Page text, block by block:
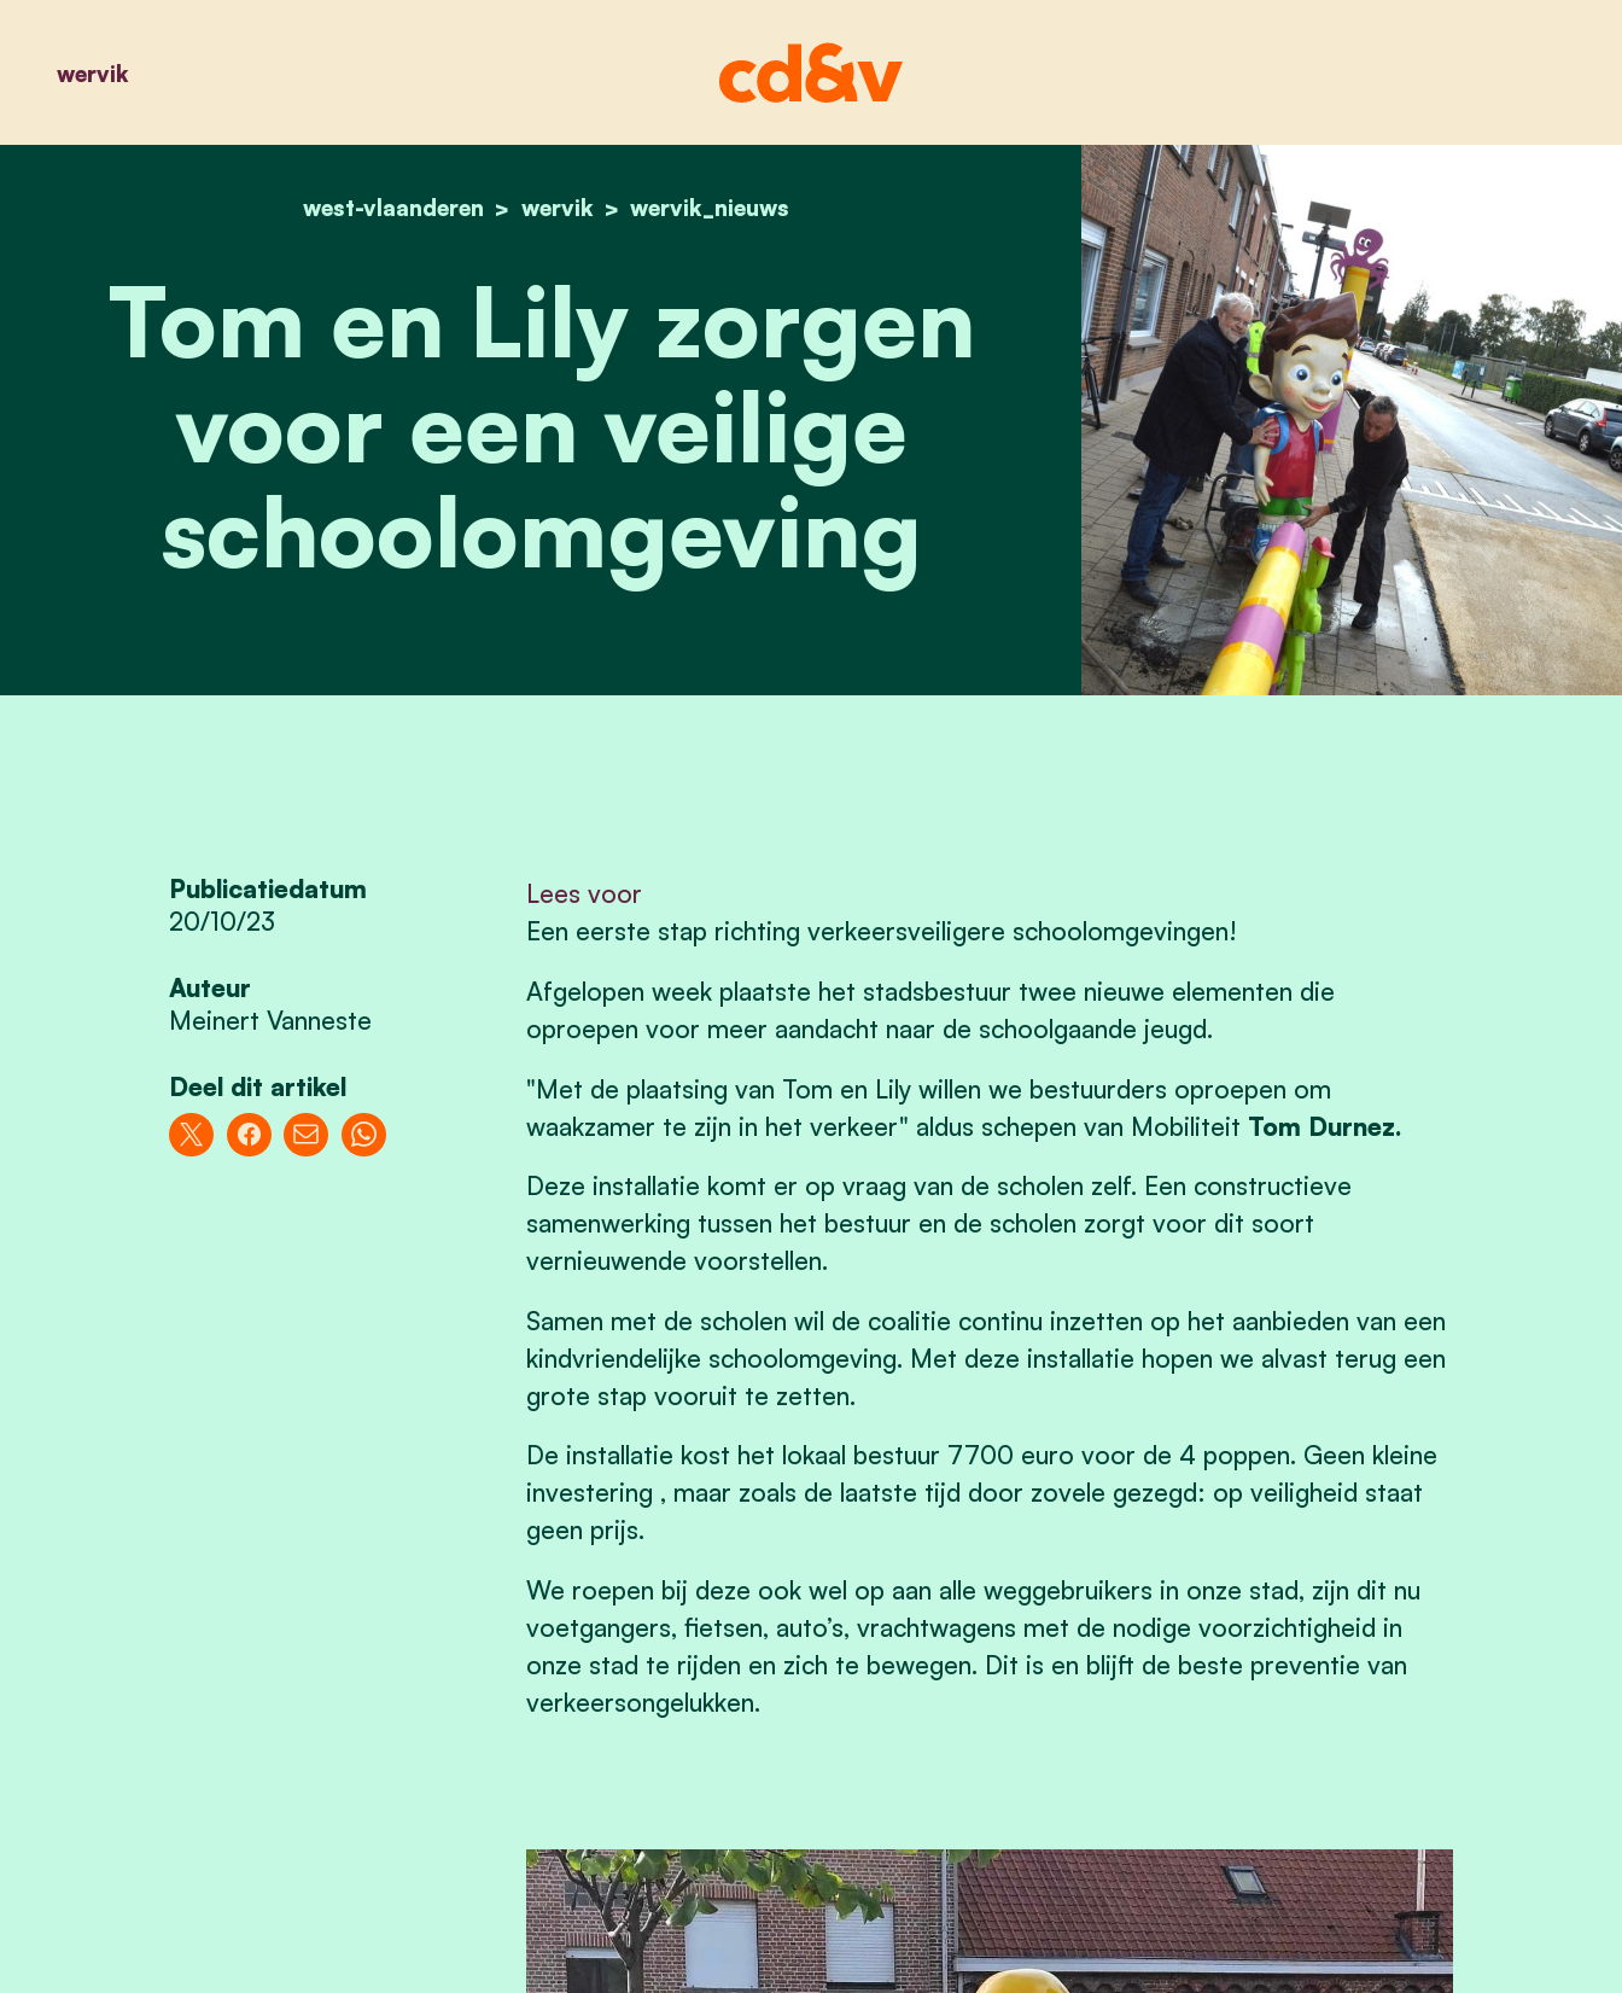
wervik
home
west-vlaanderen wervik wervik_nieuws
tom en lily zorgen voor een veilige schoolomgeving
Tom en Lily zorgen
voor een veilige
schoolomgeving
Publicatiedatum
20/10/23
Auteur
Meinert Vanneste
Deel dit artikel
Lees voor
Een eerste stap richting verkeersveiligere schoolomgevingen!
Afgelopen week plaatste het stadsbestuur twee nieuwe elementen die
oproepen voor meer aandacht naar de schoolgaande jeugd.
"Met de plaatsing van Tom en Lily willen we bestuurders oproepen om
waakzamer te zijn in het verkeer" aldus schepen van Mobiliteit Tom Durnez.
Deze installatie komt er op vraag van de scholen zelf. Een constructieve
samenwerking tussen het bestuur en de scholen zorgt voor dit soort
vernieuwende voorstellen.
Samen met de scholen wil de coalitie continu inzetten op het aanbieden van een
kindvriendelijke schoolomgeving. Met deze installatie hopen we alvast terug een
grote stap vooruit te zetten.
De installatie kost het lokaal bestuur 7700 euro voor de 4 poppen. Geen kleine
investering , maar zoals de laatste tijd door zovele gezegd: op veiligheid staat
geen prijs.
We roepen bij deze ook wel op aan alle weggebruikers in onze stad, zijn dit nu
voetgangers, fietsen, auto’s, vrachtwagens met de nodige voorzichtigheid in
onze stad te rijden en zich te bewegen. Dit is en blijft de beste preventie van
verkeersongelukken.